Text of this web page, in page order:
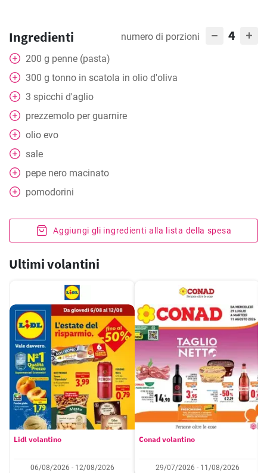
Ingredienti numero di porzioni 4
200 g penne (pasta)
300 g tonno in scatola in olio d'oliva
3 spicchi d'aglio
prezzemolo per guarnire
olio evo
sale
pepe nero macinato
pomodorini
Aggiungi gli ingredienti alla lista della spesa
Ultimi volantini
Lidl volantino
06/08/2026 - 12/08/2026
Conad volantino
29/07/2026 - 11/08/2026